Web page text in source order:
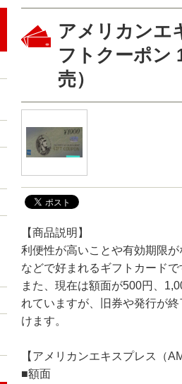
アメリカンエ
フトクーポン
売）
【商品説明】
利便性が高いことや有効期限
などで好まれるギフトカードで
また、現在は額面が500円、
れていますが、旧券や発行が
けます。
【アメリカンエキスプレス（
■額面